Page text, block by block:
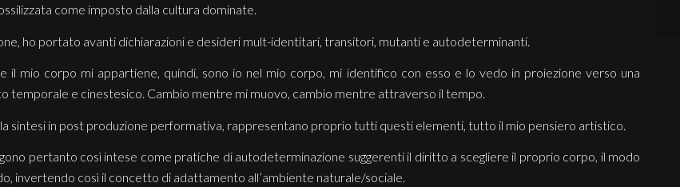
come imposto dalla cultura dominate.
ho portato avanti dichiarazioni e desideri mult-identitari, transitori, mutanti e autodeterminanti.
il mio corpo mi appartiene, quindi, sono io nel mio corpo, mi identifico con esso e lo vedo in proiezione verso una
temporale e cinestesico. Cambio mentre mi muovo, cambio mentre attraverso il tempo.
sintesi in post produzione performativa, rappresentano proprio tutti questi elementi, tutto il mio pensiero artistico.
pertanto così intese come pratiche di autodeterminazione suggerenti il diritto a scegliere il proprio corpo, il modo
invertendo così il concetto di adattamento all’ambiente naturale/sociale.